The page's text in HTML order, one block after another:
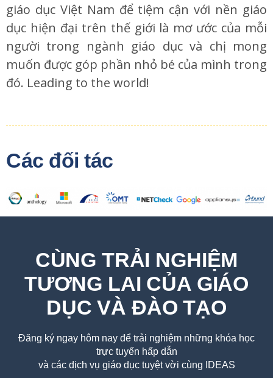
giáo dục Việt Nam để tiệm cận với nền giáo
dục hiện đại trên thế giới là mơ ước của mỗi
người trong ngành giáo dục và chị mong
muốn được góp phần nhỏ bé của mình trong
đó. Leading to the world!
Các đối tác
CÙNG TRẢI NGHIỆM
TƯƠNG LAI CỦA GIÁO
DỤC VÀ ĐÀO TẠO
Đăng ký ngay hôm nay để trải nghiệm những khóa học
trực tuyến hấp dẫn
và các dịch vụ giáo dục tuyệt vời cùng IDEAS